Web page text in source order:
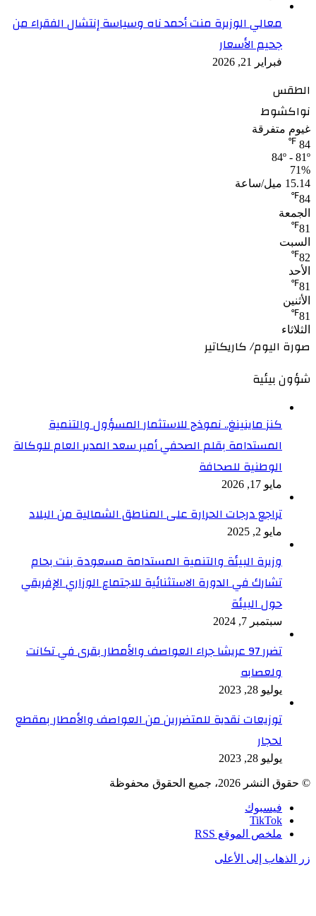
معالي الوزيرة منت أحمد ناه وسياسة إنتشال الفقراء من
جحيم الأسعار
فبراير 21, 2026
الطقس
نواكشوط
غيوم متفرقة
84
℉
84º - 81º
71%
15.14 ميل/ساعة
84
℉
الجمعة
81
℉
السبت
82
℉
الأحد
81
℉
الأثنين
81
℉
الثلاثاء
صورة اليوم/ كاريكاتير
شؤون بيئية
كنز ماينينغ.. نموذج للاستثمار المسؤول والتنمية
المستدامة بقلم الصحفي أمير سعد المدير العام للوكالة
الوطنية للصحافة
مايو 17, 2026
تراجع درجات الحرارة على المناطق الشمالية من البلاد
مايو 2, 2025
وزيرة البيئة والتنمية المستدامة مسعودة بنت بحام
تشارك في الدورة الاستثنائية للاجتماع الوزاري الإفريقي
حول البيئة
سبتمبر 7, 2024
تضرر 97 عريشا جراء العواصف والأمطار بقرى في تكانت
ولعصابه
يوليو 28, 2023
توزيعات نقدية للمتضررين من العواصف والأمطار بمقطع
لحجار
يوليو 28, 2023
© حقوق النشر 2026، جميع الحقوق محفوظة
فيسبوك
TikTok
ملخص الموقع RSS
زر الذهاب إلى الأعلى